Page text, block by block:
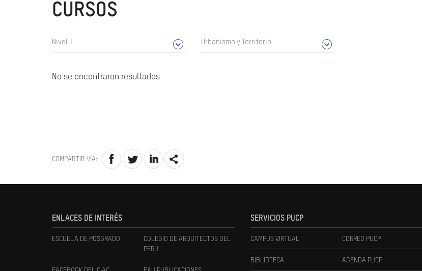
CURSOS
Nivel 1 Urbanismo y Territorio
No se encontraron resultados
COMPARTIR VÍA:
ENLACES DE INTERÉS
ESCUELA DE POSGRADO
COLEGIO DE ARQUITECTOS DEL
PERÚ
SERVICIOS PUCP
CAMPUS VIRTUAL CORREO PUCP
BIBLIOTECA AGENDA PUCP